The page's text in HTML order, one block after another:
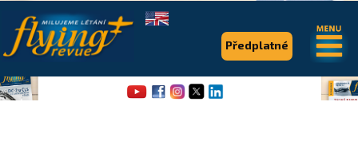
Předplatné
.